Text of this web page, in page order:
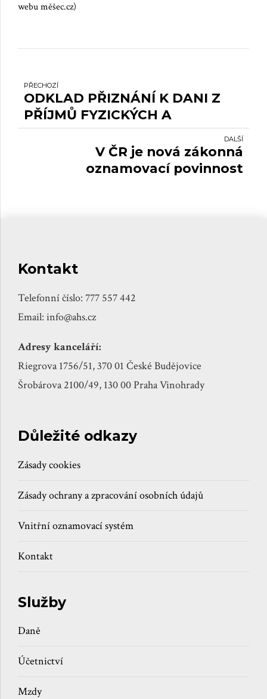
webu měšec.cz)
PŘECHOZÍ
ODKLAD PŘIZNÁNÍ K DANI Z
PŘÍJMŮ FYZICKÝCH A
DALŠÍ
V ČR je nová zákonná
oznamovací povinnost
Kontakt
Telefonní číslo: 777 557 442
Email: info@ahs.cz
Adresy kanceláří:
Riegrova 1756/51, 370 01 České Budějovice
Šrobárova 2100/49, 130 00 Praha Vinohrady
Důležité odkazy
Zásady cookies
Zásady ochrany a zpracování osobních údajů
Vnitřní oznamovací systém
Kontakt
Služby
Daně
Účetnictví
Mzdy